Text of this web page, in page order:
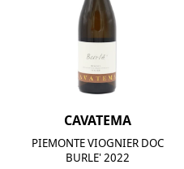
CAVATEMA
PIEMONTE VIOGNIER DOC
BURLE' 2022